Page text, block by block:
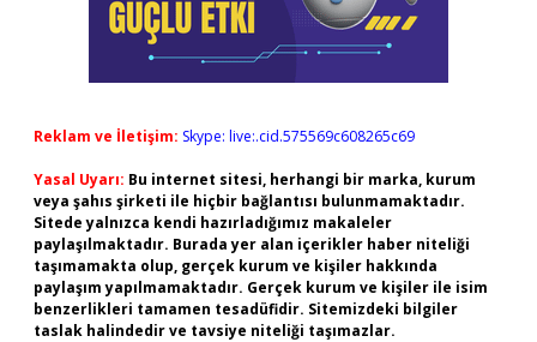
Reklam ve İletişim: Skype: live:.cid.575569c608265c69
Yasal Uyarı: Bu internet sitesi, herhangi bir marka, kurum
veya şahıs şirketi ile hiçbir bağlantısı bulunmamaktadır.
Sitede yalnızca kendi hazırladığımız makaleler
paylaşılmaktadır. Burada yer alan içerikler haber niteliği
taşımamakta olup, gerçek kurum ve kişiler hakkında
paylaşım yapılmamaktadır. Gerçek kurum ve kişiler ile isim
benzerlikleri tamamen tesadüfidir. Sitemizdeki bilgiler
taslak halindedir ve tavsiye niteliği taşımazlar.